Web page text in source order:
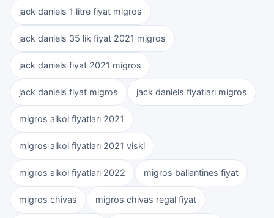
jack daniels 1 litre fiyat migros
jack daniels 35 lik fiyat 2021 migros
jack daniels fiyat 2021 migros
jack daniels fiyat migros jack daniels fiyatları migros
migros alkol fiyatları 2021
migros alkol fiyatları 2021 viski
migros alkol fiyatları 2022 migros ballantines fiyat
migros chivas migros chivas regal fiyat